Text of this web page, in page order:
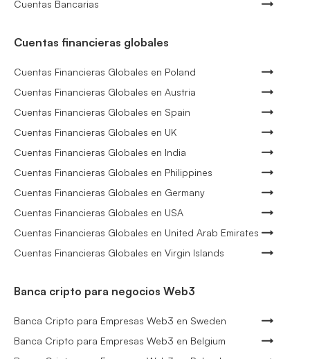
Cuentas Bancarias
Cuentas financieras globales
Cuentas Financieras Globales en Poland
Cuentas Financieras Globales en Austria
Cuentas Financieras Globales en Spain
Cuentas Financieras Globales en UK
Cuentas Financieras Globales en India
Cuentas Financieras Globales en Philippines
Cuentas Financieras Globales en Germany
Cuentas Financieras Globales en USA
Cuentas Financieras Globales en United Arab Emirates
Cuentas Financieras Globales en Virgin Islands
Banca cripto para negocios Web3
Banca Cripto para Empresas Web3 en Sweden
Banca Cripto para Empresas Web3 en Belgium